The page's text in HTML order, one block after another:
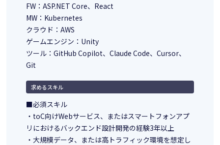
FW：ASP.NET Core、React
MW：Kubernetes
クラウド：AWS
ゲームエンジン：Unity
ツール：GitHub Copilot、Claude Code、Cursor、
Git
求めるスキル
■必須スキル
・toC向けWebサービス、またはスマートフォンアプ
リにおけるバックエンド設計開発の経験3年以上
・大規模データ、または高トラフィック環境を想定し